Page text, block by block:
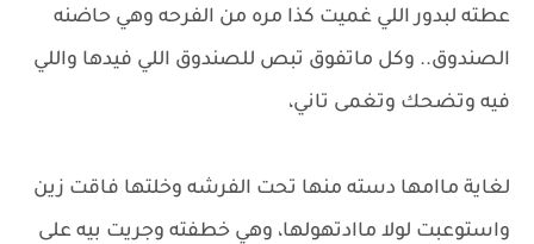
عطته لبدور اللي غميت كذا مره من الفرحه وهي حاضنه
الصندوق.. وكل ماتفوق تبص للصندوق اللي فيدها واللي
فيه وتضحك وتغمى تاني،
لغاية ماامها دسته منها تحت الفرشه وخلتها فاقت زين
واستوعبت لولا ماادتهولها، وهي خطفته وجريت بيه على